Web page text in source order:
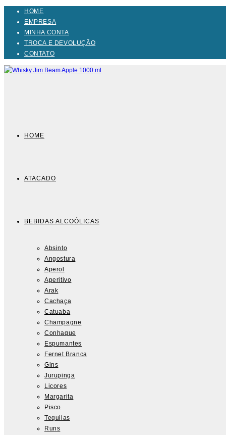
conteúdo
HOME
EMPRESA
MINHA CONTA
TROCA E DEVOLUÇÃO
CONTATO
HOME
ATACADO
BEBIDAS ALCOÓLICAS
Absinto
Angostura
Aperol
Aperitivo
Arak
Cachaça
Catuaba
Champagne
Conhaque
Espumantes
Fernet Branca
Gins
Jurupinga
Licores
Margarita
Pisco
Tequilas
Runs